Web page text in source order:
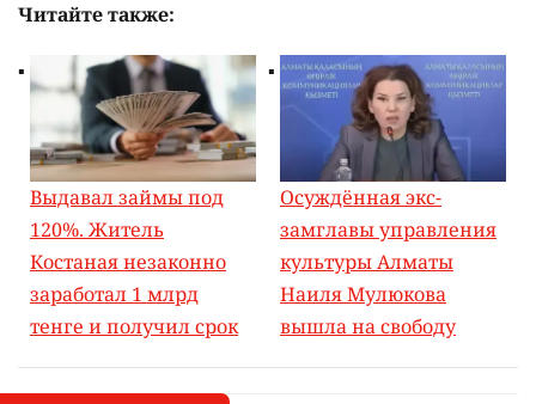
Читайте также:
Выдавал займы под
120%. Житель
Костаная незаконно
заработал 1 млрд
тенге и получил срок
Осуждённая экс-
замглавы управления
культуры Алматы
Наиля Мулюкова
вышла на свободу